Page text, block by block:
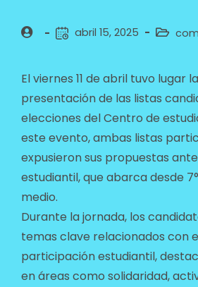
abril 15, 2025
El viernes 11 de abril tuvo lugar
presentación de las listas
elecciones del Centro de
este evento, ambas listas
expusieron sus propuestas
estudiantil, que abarca desde
medio.
Durante la jornada, los
temas clave relacionados con
participación estudiantil,
en áreas como solidaridad,